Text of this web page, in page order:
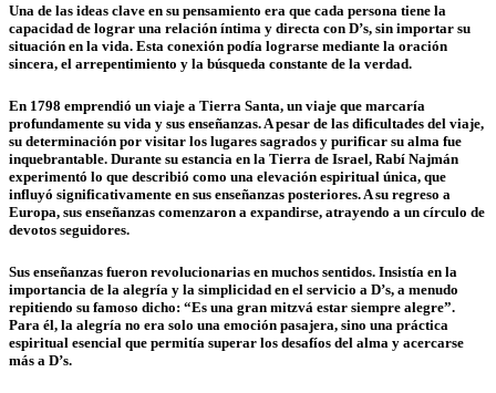
Una de las ideas clave en su pensamiento era que cada persona tiene la
capacidad de lograr una relación íntima y directa con D’s, sin importar su
situación en la vida. Esta conexión podía lograrse mediante la oración
sincera, el arrepentimiento y la búsqueda constante de la verdad.
En 1798 emprendió un viaje a Tierra Santa, un viaje que marcaría
profundamente su vida y sus enseñanzas. A pesar de las dificultades del viaje,
su determinación por visitar los lugares sagrados y purificar su alma fue
inquebrantable. Durante su estancia en la Tierra de Israel, Rabí Najmán
experimentó lo que describió como una elevación espiritual única, que
influyó significativamente en sus enseñanzas posteriores. A su regreso a
Europa, sus enseñanzas comenzaron a expandirse, atrayendo a un círculo de
devotos seguidores.
Sus enseñanzas fueron revolucionarias en muchos sentidos. Insistía en la
importancia de la alegría y la simplicidad en el servicio a D’s, a menudo
repitiendo su famoso dicho: “Es una gran mitzvá estar siempre alegre”.
Para él, la alegría no era solo una emoción pasajera, sino una práctica
espiritual esencial que permitía superar los desafíos del alma y acercarse
más a D’s.